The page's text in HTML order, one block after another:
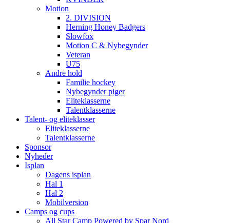
Motion
2. DIVISION
Herning Honey Badgers
Slowfox
Motion C & Nybegynder
Veteran
U75
Andre hold
Familie hockey
Nybegynder piger
Eliteklasserne
Talentklasserne
Talent- og eliteklasser
Eliteklasserne
Talentklasserne
Sponsor
Nyheder
Isplan
Dagens isplan
Hal 1
Hal 2
Mobilversion
Camps og cups
All Star Camp Powered by Spar Nord